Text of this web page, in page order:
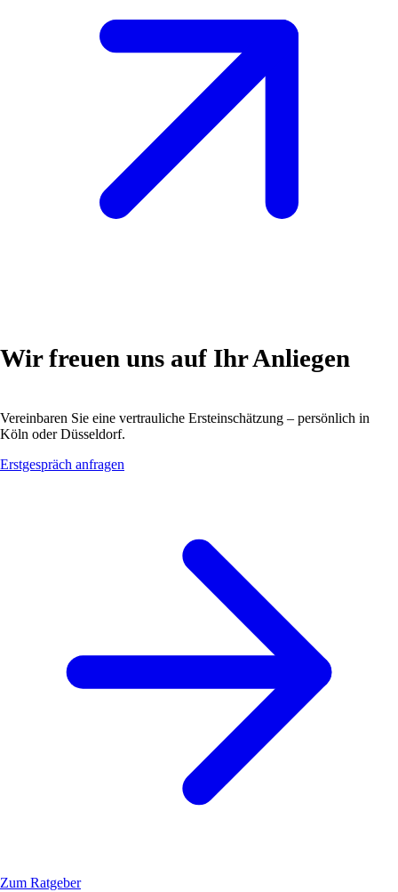
Wir freuen uns auf Ihr Anliegen
Vereinbaren Sie eine vertrauliche Ersteinschätzung – persönlich in
Köln oder Düsseldorf.
Erstgespräch anfragen
Zum Ratgeber